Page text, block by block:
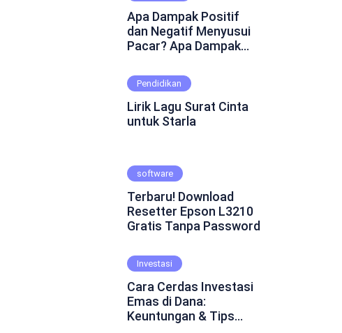
Apa Dampak Positif
dan Negatif Menyusui
Pacar? Apa Dampak
Menyusui Pacar?
Mungkin ini adalah
pertanyaan yang
muncul dalam
fenomena yang cukup
kontroversial dalam
hubungan asmara.
Beberapa orang
percaya bahwa
menyusui pacar dapat
emosional dan
menghadirkan
keintiman yang lebih
dalam. Namun, ada juga
yang skeptis dan
Pendidikan
Lirik Lagu Surat Cinta
untuk Starla
software
Terbaru! Download
Resetter Epson L3210
Gratis Tanpa Password
Investasi
Cara Cerdas Investasi
Emas di Dana:
Keuntungan & Tips